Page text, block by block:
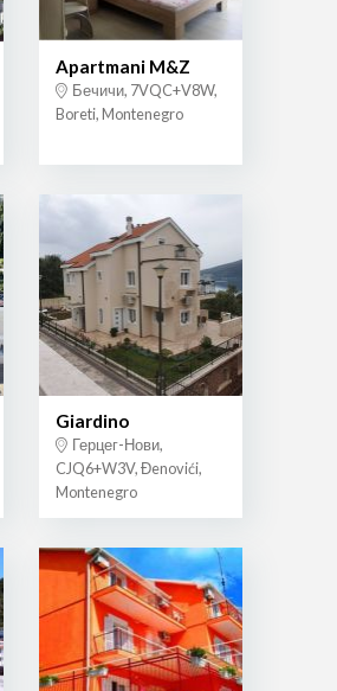
Apartmani M&Z
Бечичи, 7VQC+V8W,
Boreti, Montenegro
Giardino
Герцег-Нови,
CJQ6+W3V, Đenovići,
Montenegro